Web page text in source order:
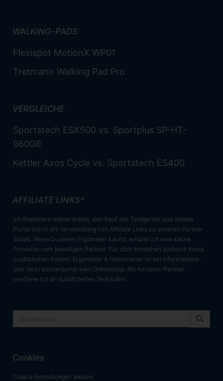
WALKING-PADS
Flexispot MotionX WP01
Tretmann Walking Pad Pro
VERGLEICHE
Sportstech ESX500 vs. Sportplus SP-HT-
9600iE
Kettler Axos Cycle vs. Sportstech ES400
AFFILIATE LINKS*
Ich finanziere meine Arbeit, den Kauf der Testgeräte und dieses
Portal durch die Verwendung von Affiliate Links zu unseren Partner
Shops. Wenn Du einen Ergometer kaufst, erhalte ich eine kleine
Provision vom jeweiligen Partner. Für dich entstehen dadurch keine
zusätzlichen Kosten. Ergometer & Heimtrainer ist ein Informations-
und Verbraucherportal kein Onlineshop. Als Amazon-Partner
verdiene ich an qualifizierten Verkäufen.
Cookies
Cookie Einstellungen ändern